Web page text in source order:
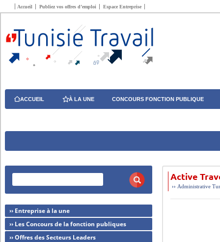
Accueil Publiez vos offres d’emploi Espace Entreprise
ACCUEIL À LA UNE CONCOURS FONCTION PUBLIQUE
Active
›› Administrative
›› Entreprise à la une
›› Les Concours de la fonction publiques
›› Offres des Secteurs Leaders